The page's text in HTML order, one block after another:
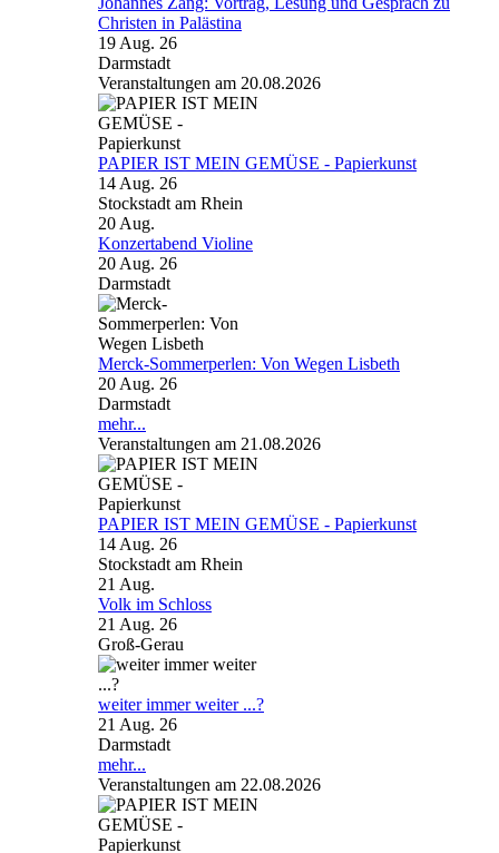
Christen in Palästina
19 Aug. 26
Darmstadt
Veranstaltungen am 20.08.2026
PAPIER IST MEIN GEMÜSE - Papierkunst
14 Aug. 26
Stockstadt am Rhein
20 Aug.
Konzertabend Violine
20 Aug. 26
Darmstadt
Merck-Sommerperlen: Von Wegen Lisbeth
20 Aug. 26
Darmstadt
mehr...
Veranstaltungen am 21.08.2026
PAPIER IST MEIN GEMÜSE - Papierkunst
14 Aug. 26
Stockstadt am Rhein
21 Aug.
Volk im Schloss
21 Aug. 26
Groß-Gerau
weiter immer weiter ...?
21 Aug. 26
Darmstadt
mehr...
Veranstaltungen am 22.08.2026